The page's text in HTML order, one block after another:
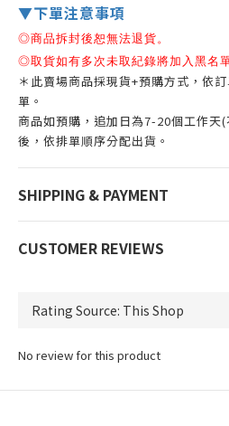
▼下單注意事項
◎商品拆封後恕無法退貨。
◎取貨如有多次未取紀錄將加入黑名單
＊此賣場商品採現貨+預購方式，依
單。
商品如預購，追加日為7-20個工作天
後，依排單順序分配出貨。
SHIPPING & PAYMENT
CUSTOMER REVIEWS
No review for this product